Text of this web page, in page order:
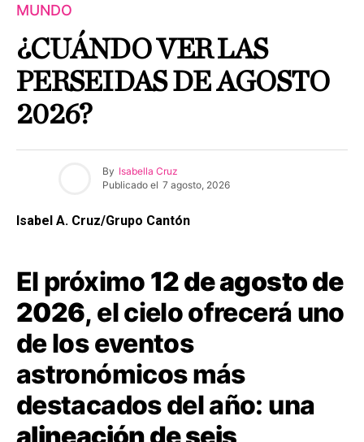
MUNDO
¿CUÁNDO VER LAS
PERSEIDAS DE AGOSTO
2026?
By Isabella Cruz
Publicado el 7 agosto, 2026
Isabel A. Cruz/Grupo Cantón
El próximo 12 de agosto de
2026, el cielo ofrecerá uno
de los eventos
astronómicos más
destacados del año: una
alineación de seis